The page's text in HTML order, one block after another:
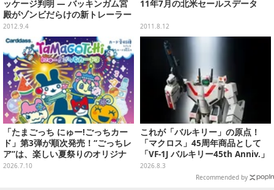
ッケージ判明 ― バッキンガム宮
殿がゾンビだらけの新トレーラー
も公開
2012.9.4
11年7月の北米セールスデータ
2011.8.12
「たまごっち にゅー!ごっちカー
ド」第3弾が順次発売！“ごっちレ
ア”は、楽しい夏祭りのオリジナ
ルアートに
2026.7.10
これが「バルキリー」の原点！
「マクロス」45周年商品として
「VF-1J バルキリー45th Anniv.」
が予約開始
2026.8.3
Recommended by